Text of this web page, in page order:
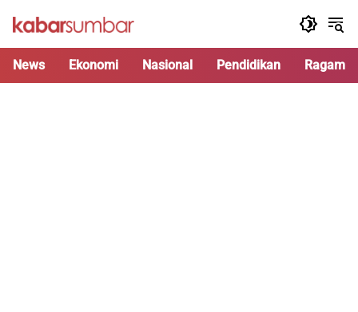
News Ekonomi Nasional Pendidikan Ragam